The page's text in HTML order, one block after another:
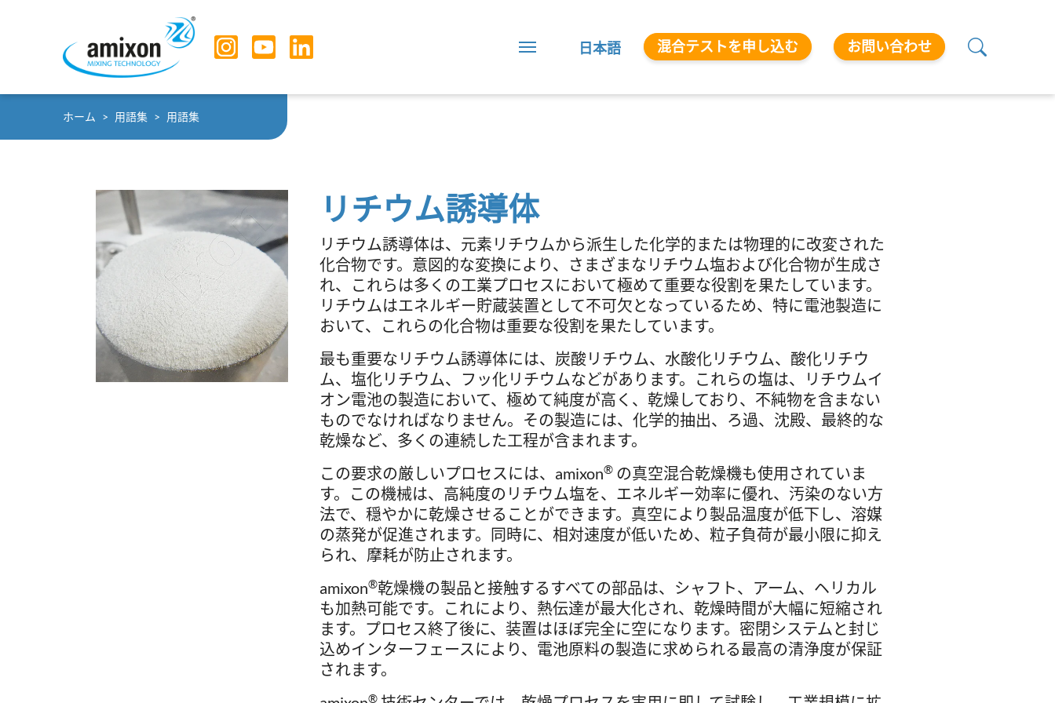
日本語 混合テストを申し込む お問い合わせ
You are here:
ホーム 用語集 用語集
リチウム誘導体
リチウム誘導体は、元素リチウムから派生した化学的または物理的に改変された
化合物です。意図的な変換により、さまざまなリチウム塩および化合物が生成さ
れ、これらは多くの工業プロセスにおいて極めて重要な役割を果たしています。
リチウムはエネルギー貯蔵装置として不可欠となっているため、特に電池製造に
おいて、これらの化合物は重要な役割を果たしています。
最も重要なリチウム誘導体には、炭酸リチウム、水酸化リチウム、酸化リチウ
ム、塩化リチウム、フッ化リチウムなどがあります。これらの塩は、リチウムイ
オン電池の製造において、極めて純度が高く、乾燥しており、不純物を含まない
ものでなければなりません。その製造には、化学的抽出、ろ過、沈殿、最終的な
乾燥など、多くの連続した工程が含まれます。
この要求の厳しいプロセスには、amixon® の真空混合乾燥機も使用されていま
す。この機械は、高純度のリチウム塩を、エネルギー効率に優れ、汚染のない方
法で、穏やかに乾燥させることができます。真空により製品温度が低下し、溶媒
の蒸発が促進されます。同時に、相対速度が低いため、粒子負荷が最小限に抑え
られ、摩耗が防止されます。
amixon®乾燥機の製品と接触するすべての部品は、シャフト、アーム、ヘリカル
も加熱可能です。これにより、熱伝達が最大化され、乾燥時間が大幅に短縮され
ます。プロセス終了後に、装置はほぼ完全に空になります。密閉システムと封じ
込めインターフェースにより、電池原料の製造に求められる最高の清浄度が保証
されます。
®